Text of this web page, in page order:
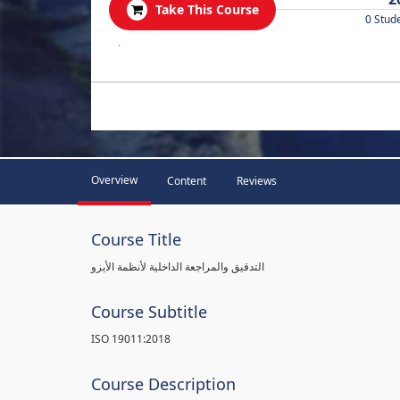
Take This Course
0
.
Overview Content Reviews
Course Title
التدقيق والمراجعة الداخلية لأنظمة الأيزو
Course Subtitle
ISO 19011:2018
Course Description